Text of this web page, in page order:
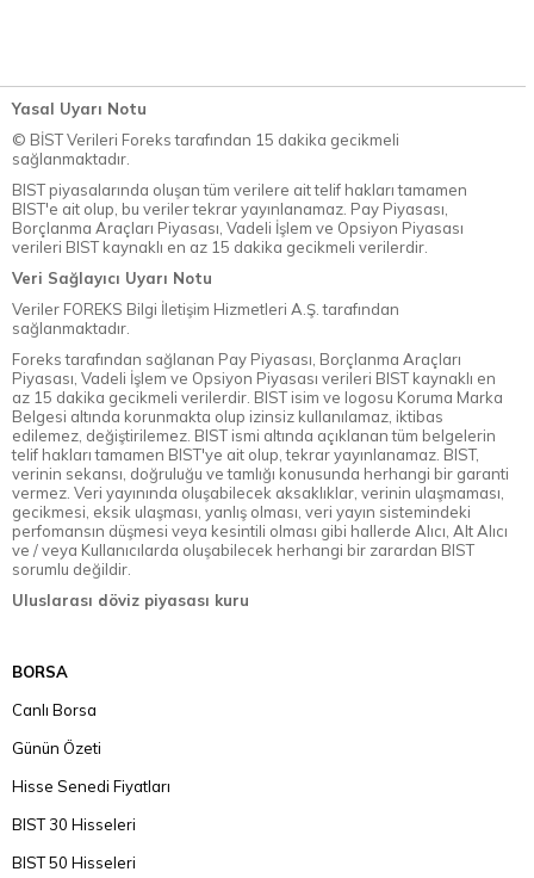
Yasal Uyarı Notu
© BİST Verileri Foreks tarafından 15 dakika gecikmeli
sağlanmaktadır.
BIST piyasalarında oluşan tüm verilere ait telif hakları tamamen
BIST'e ait olup, bu veriler tekrar yayınlanamaz. Pay Piyasası,
Borçlanma Araçları Piyasası, Vadeli İşlem ve Opsiyon Piyasası
verileri BIST kaynaklı en az 15 dakika gecikmeli verilerdir.
Veri Sağlayıcı Uyarı Notu
Veriler FOREKS Bilgi İletişim Hizmetleri A.Ş. tarafından
sağlanmaktadır.
Foreks tarafından sağlanan Pay Piyasası, Borçlanma Araçları
Piyasası, Vadeli İşlem ve Opsiyon Piyasası verileri BIST kaynaklı en
az 15 dakika gecikmeli verilerdir. BIST isim ve logosu Koruma Marka
Belgesi altında korunmakta olup izinsiz kullanılamaz, iktibas
edilemez, değiştirilemez. BIST ismi altında açıklanan tüm belgelerin
telif hakları tamamen BIST'ye ait olup, tekrar yayınlanamaz. BIST,
verinin sekansı, doğruluğu ve tamlığı konusunda herhangi bir garanti
vermez. Veri yayınında oluşabilecek aksaklıklar, verinin ulaşmaması,
gecikmesi, eksik ulaşması, yanlış olması, veri yayın sistemindeki
perfomansın düşmesi veya kesintili olması gibi hallerde Alıcı, Alt Alıcı
ve / veya Kullanıcılarda oluşabilecek herhangi bir zarardan BIST
sorumlu değildir.
Uluslarası döviz piyasası kuru
BORSA
Canlı Borsa
Günün Özeti
Hisse Senedi Fiyatları
BIST 30 Hisseleri
BIST 50 Hisseleri